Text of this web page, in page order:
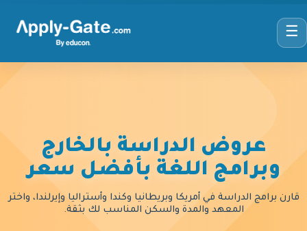
☰
عروض الدراسة بالخارج
وبرامج اللغة بأفضل سعر
قارن برامج الدراسة في أمريكا وبريطانيا وكندا وأستراليا وإيرلندا، واختر
المعهد والمدة والسكن المناسب لك بثقة.